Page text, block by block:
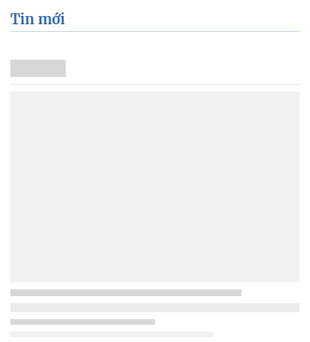
Tin mới